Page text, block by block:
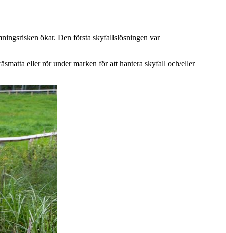
ökar. Den första skyfallslösningen var
eller rör under marken för att hantera skyfall och/eller